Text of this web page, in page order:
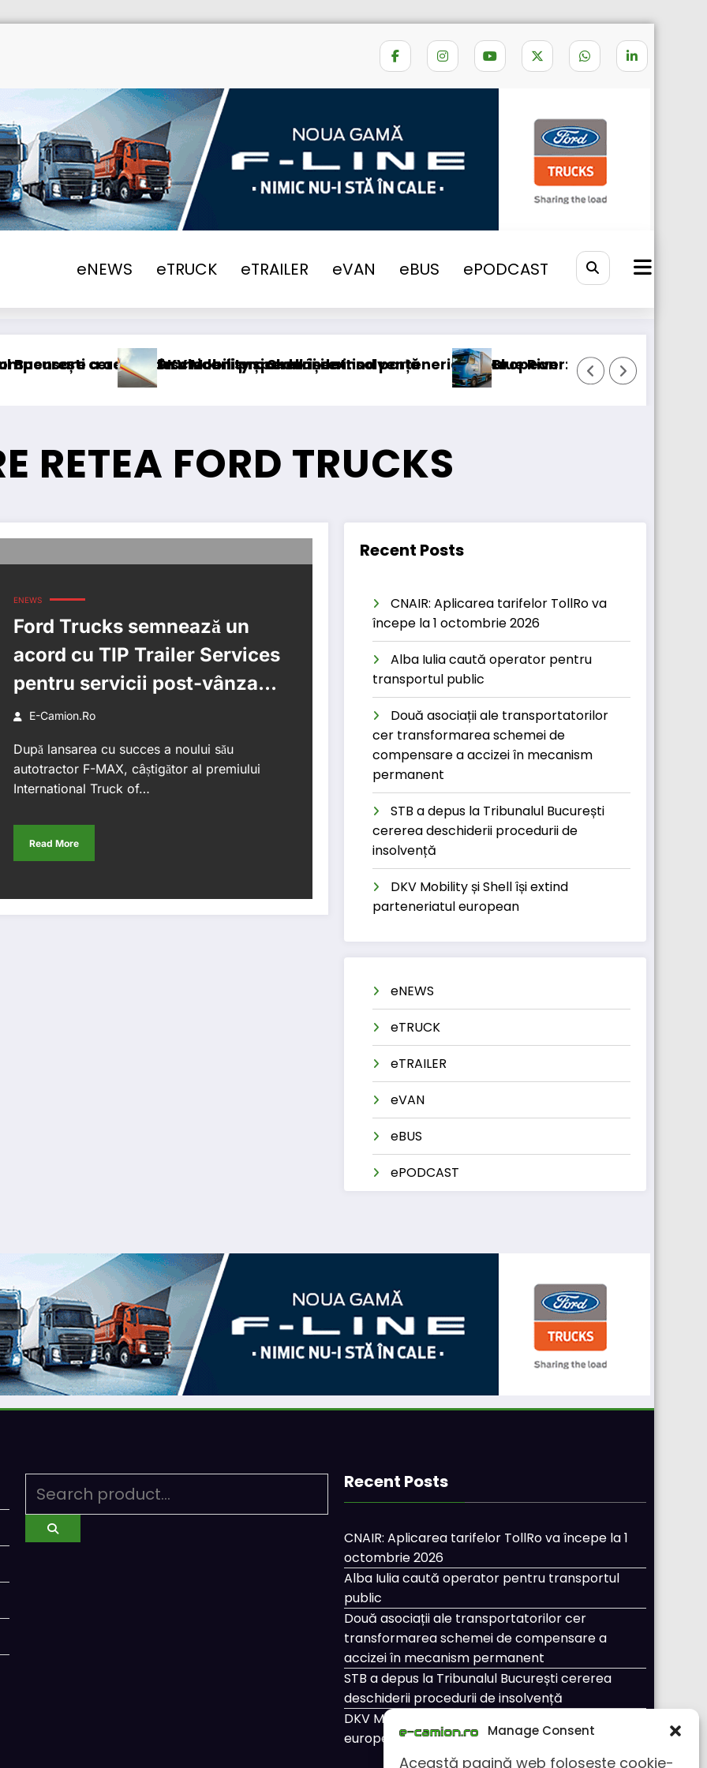
Manage Consent
Această pagină web folosește cookie-
eNEWS eTRUCK eTRAILER eVAN eBUS ePODCAST
EXTINDERE RETEA FORD TRUCKS
în mecanism permanent
deschiderii procedurii de insolvență
DKV Mobility și Shell își extind parteneriatul europeanBlue River: 26.123 km cu un camion 100%
RETEA FORD TRUCKS
ENEWS
Ford Trucks semnează un
acord cu TIP Trailer Services
pentru servicii post-vânzare
în Europa de Vest
E-Camion.ro
După lansarea cu succes a noului său
autotractor F-MAX, câștigător al premiului
International Truck of…
Read More
Recent Posts
CNAIR: Aplicarea tarifelor TollRo va
începe la 1 octombrie 2026
Alba Iulia caută operator pentru
transportul public
Două asociații ale transportatorilor
cer transformarea schemei de
compensare a accizei în mecanism
permanent
STB a depus la Tribunalul București
cererea deschiderii procedurii de
insolvență
DKV Mobility și Shell își extind
parteneriatul european
eNEWS
eTRUCK
eTRAILER
eVAN
eBUS
ePODCAST
Recent Posts
CNAIR: Aplicarea tarifelor TollRo va începe la 1
octombrie 2026
Alba Iulia caută operator pentru transportul
public
Două asociații ale transportatorilor cer
transformarea schemei de compensare a
accizei în mecanism permanent
STB a depus la Tribunalul București cererea
deschiderii procedurii de insolvență
DKV Mobility și Shell își extind parteneriatul
european